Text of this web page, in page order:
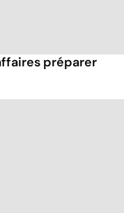
préparer